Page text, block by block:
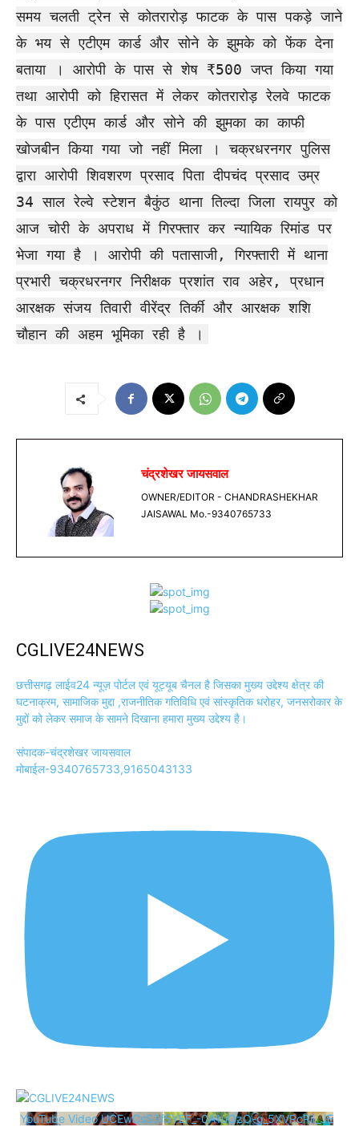
समय चलती ट्रेन से कोतरारोड़ फाटक के पास पकड़े जाने
के भय से एटीएम कार्ड और सोने के झुमके को फेंक देना
बताया । आरोपी के पास से शेष ₹500 जप्त किया गया
तथा आरोपी को हिरासत में लेकर कोतरारोड़ रेलवे फाटक
के पास एटीएम कार्ड और सोने की झुमका का काफी
खोजबीन किया गया जो नहीं मिला । चक्रधरनगर पुलिस
द्वारा आरोपी शिवशरण प्रसाद पिता दीपचंद प्रसाद उम्र
34 साल रेल्वे स्टेशन बैकुंठ थाना तिल्दा जिला रायपुर को
आज चोरी के अपराध में गिरफ्तार कर न्यायिक रिमांड पर
भेजा गया है । आरोपी की पतासाजी, गिरफ्तारी में थाना
प्रभारी चक्रधरनगर निरीक्षक प्रशांत राव अहेर, प्रधान
आरक्षक संजय तिवारी वीरेंद्र तिर्की और आरक्षक शशि
चौहान की अहम भूमिका रही है ।
चंद्रशेखर जायसवाल
OWNER/EDITOR - CHANDRASHEKHAR
JAISAWAL Mo.-9340765733
CGLIVE24NEWS
छत्तीसगढ़ लाईव24 न्यूज़ पोर्टल एवं यूट्यूब चैनल है जिसका मुख्य उद्देश्य क्षेत्र की
घटनाक्रम, सामाजिक मुद्दा ,राजनीतिक गतिविधि एवं सांस्कृतिक धरोहर, जनसरोकार के
मुद्दों को लेकर समाज के सामने दिखाना हमारा मुख्य उद्देश्य है।
संपादक-चंद्रशेखर जायसवाल
मोबाईल-9340765733,9165043133
YouTube Video UCEwCsS3f5YEF_-0A1uOzO-g_5XVRcRii_JE